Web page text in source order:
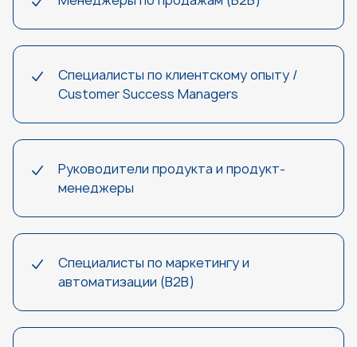
Специалисты по клиентскому опыту /
Customer Success Managers
Руководители продукта и продукт-
менеджеры
Специалисты по маркетингу и
автоматизации (B2B)